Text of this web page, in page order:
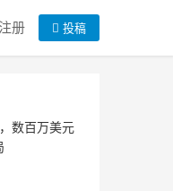
册 投稿
数百万美元